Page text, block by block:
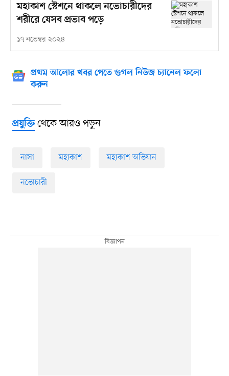
মহাকাশ স্টেশনে থাকলে নভোচারীদের
শরীরে যেসব প্রভাব পড়ে
১৭ নভেম্বর ২০২৪
প্রথম আলোর খবর পেতে গুগল নিউজ চ্যানেল ফলো
করুন
প্রযুক্তিথেকে আরও পড়ুন
নাসা মহাকাশ মহাকাশ অভিযান
নভোচারী